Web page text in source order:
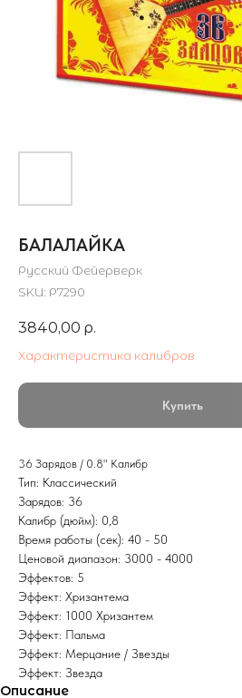
БАЛАЛАЙКА
Русский Фейерверк
SKU: Р7290
3840,00 р.
Характеристика калибров
Купить
36 Зарядов / 0.8" Калибр
Тип: Классический
Зарядов: 36
Калибр (дюйм): 0,8
Время работы (сек): 40 - 50
Ценовой диапазон: 3000 - 4000
Эффектов: 5
Эффект: Хризантема
Эффект: 1000 Хризантем
Эффект: Пальма
Эффект: Мерцание / Звезды
Эффект: Звезда
Описание